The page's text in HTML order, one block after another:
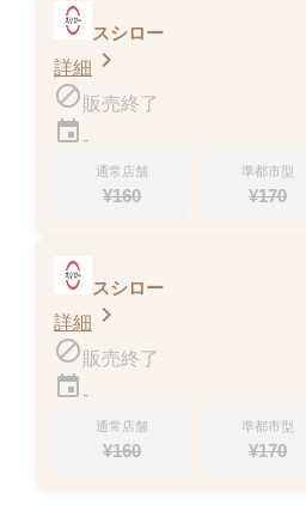
スシロー
詳細 chevron_right
block 販売終了
event -
通常店舗
¥160
準都市型
¥170
まぐろのサラダ寿司
69kcal
販売終了
スシロー
詳細 chevron_right
block 販売終了
event -
通常店舗
¥160
準都市型
¥170